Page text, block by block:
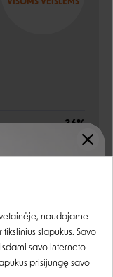
VISOMS VEISLĖMS
36%
1%
1%
naudojame
slapukus. Savo
savo interneto
prisijungę savo